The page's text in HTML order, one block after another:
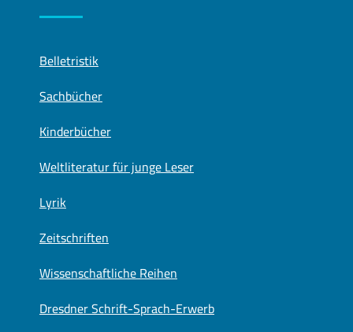
Belletristik
Sachbücher
Kinderbücher
Weltliteratur für junge Leser
Lyrik
Zeitschriften
Wissenschaftliche Reihen
Dresdner Schrift-Sprach-Erwerb